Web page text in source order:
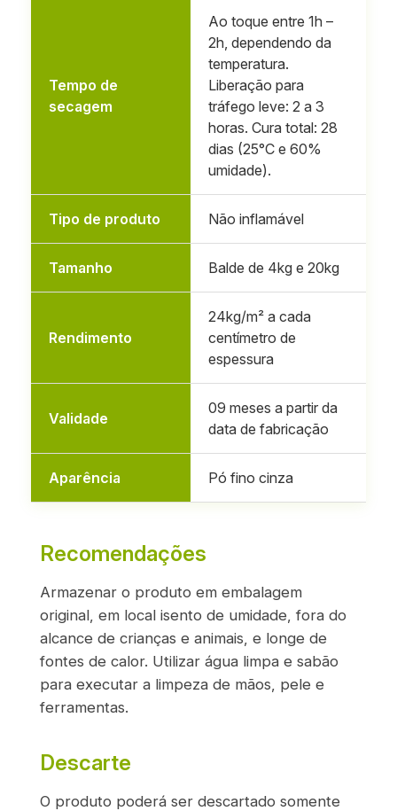
Tempo de
secagem
Ao toque entre 1h –
2h, dependendo da
temperatura.
Liberação para
tráfego leve: 2 a 3
horas. Cura total: 28
dias (25°C e 60%
umidade).
Tipo de produto Não inflamável
Tamanho Balde de 4kg e 20kg
Rendimento
24kg/m² a cada
centímetro de
espessura
Validade
09 meses a partir da
data de fabricação
Aparência Pó fino cinza
Recomendações
Armazenar o produto em embalagem
original, em local isento de umidade, fora do
alcance de crianças e animais, e longe de
fontes de calor. Utilizar água limpa e sabão
para executar a limpeza de mãos, pele e
ferramentas.
Descarte
O produto poderá ser descartado somente